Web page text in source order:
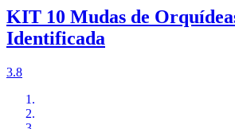
KIT 10 Mudas de
Identificada
3.8